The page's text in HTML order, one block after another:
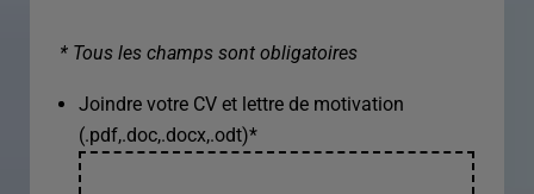
* Tous les champs sont obligatoires
Joindre votre CV et lettre de motivation
(.pdf,.doc,.docx,.odt)*